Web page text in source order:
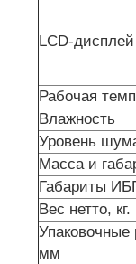
LCD-дисплей
Рабочая
Влажность
Уровень
Масса и
Габариты
Вес нетто, кг.
мм